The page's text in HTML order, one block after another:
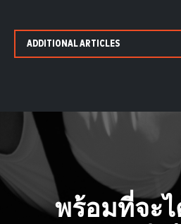
ADDITIONAL ARTICLES
พร้อมที่จะไ